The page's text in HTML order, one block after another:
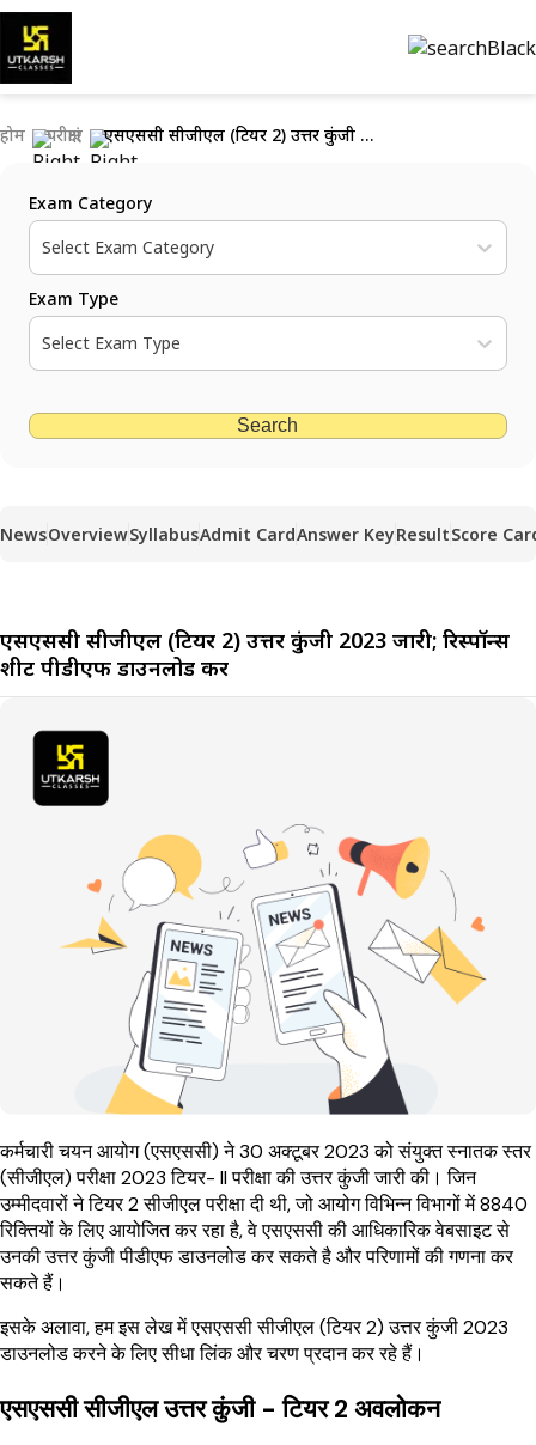
होम परीक्षाएं एसएससी सीजीएल (टियर 2) उत्तर कुंजी 2023 जारी; रिस्पॉन्स शीट पीडीएफ डाउनलोड करें
Exam Category
Select Exam Category
Exam Type
Select Exam Type
Search
NewsOverviewSyllabusAdmit CardAnswer KeyResultScore
एसएससी सीजीएल (टियर 2) उत्तर कुंजी 2023 जारी; रिस्पॉन्स
शीट पीडीएफ डाउनलोड करें
कर्मचारी चयन आयोग (एसएससी) ने 30 अक्टूबर 2023 को संयुक्त स्नातक स्तर
(सीजीएल) परीक्षा 2023 टियर- II परीक्षा की उत्तर कुंजी जारी की। जिन
उम्मीदवारों ने टियर 2 सीजीएल परीक्षा दी थी, जो आयोग विभिन्न विभागों में 8840
रिक्तियों के लिए आयोजित कर रहा है, वे एसएससी की आधिकारिक वेबसाइट से
उनकी उत्तर कुंजी पीडीएफ डाउनलोड कर सकते है और परिणामों की गणना कर
सकते हैं।
इसके अलावा, हम इस लेख में एसएससी सीजीएल (टियर 2) उत्तर कुंजी 2023
डाउनलोड करने के लिए सीधा लिंक और चरण प्रदान कर रहे हैं।
एसएससी सीजीएल उत्तर कुंजी - टियर 2 अवलोकन